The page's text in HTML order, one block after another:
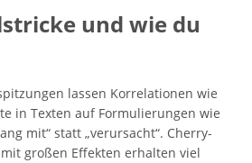
und wie du
lassen Korrelationen wie
in Texten auf Formulierungen wie
mit“ statt „verursacht“. Cherry-
großen Effekten erhalten viel